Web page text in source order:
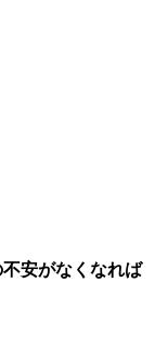
不安がなくなれば